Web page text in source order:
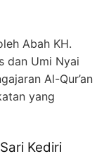
Abah KH.
dan Umi Nyai
Al-Qur’an
yang
Kediri